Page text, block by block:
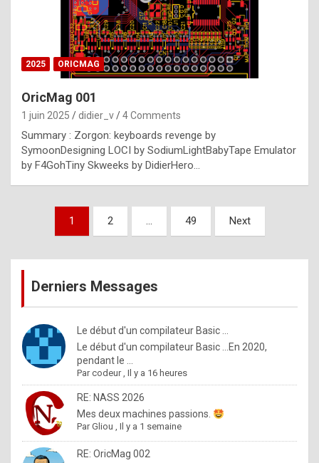
h
o
n
y
l
e
x
a
%
m
a
d
b
y
2025 ORICMAG
OricMag 001
1 juin 2025 didier_v 4 Comments
Summary : Zorgon: keyboards revenge by
SymoonDesigning LOCI by SodiumLightBabyTape Emulator
by F4GohTiny Skweeks by DidierHero…
Pagination
publications
1 2 … 49 Next
Derniers Messages
Le début d'un compilateur Basic ...
Le début d'un compilateur Basic ...En 2020,
pendant le ...
Parcodeur,Il y a 16 heures
RE: NASS 2026
Mes deux machines passions.
ParGliou ,Il y a 1 semaine
RE: OricMag 002